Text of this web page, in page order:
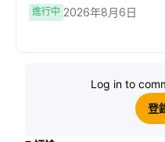
進行中 2026年8月6日
Log in to
登